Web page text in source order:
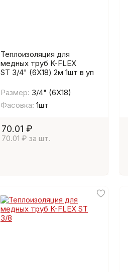
Теплоизоляция для
медных труб K-FLEX
ST 3/4" (6Х18) 2м 1шт в уп
Размер: 3/4" (6Х18)
Фасовка: 1шт
70.01 ₽
70.01 ₽ за шт.